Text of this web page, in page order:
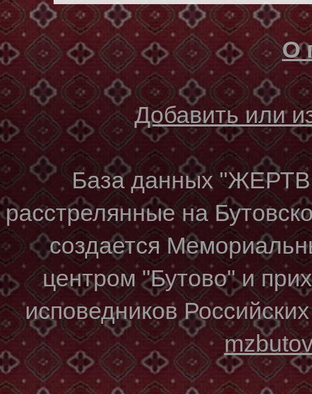
О
Добавить или
База данных
расстрелянные на
создается
центром "Бутово" и
исповедников